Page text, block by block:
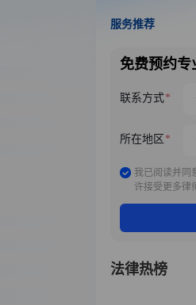
服务推荐
免费预约专
联系方式
所在地区
我已阅读并同
许接受更多律
法律热榜